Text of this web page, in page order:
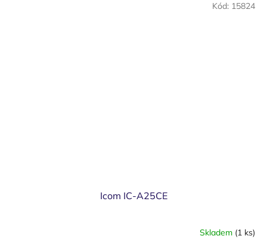
Icom IC-A25CE
Skladem (1 ks)
Kód: 15824